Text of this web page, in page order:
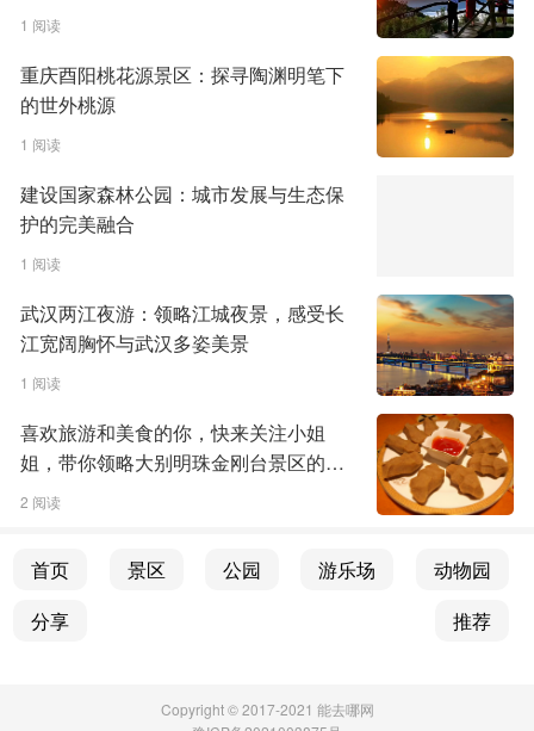
1 阅读
重庆酉阳桃花源景区：探寻陶渊明笔下
的世外桃源
1 阅读
建设国家森林公园：城市发展与生态保
护的完美融合
1 阅读
武汉两江夜游：领略江城夜景，感受长
江宽阔胸怀与武汉多姿美景
1 阅读
喜欢旅游和美食的你，快来关注小姐
姐，带你领略大别明珠金刚台景区的魅
力
2 阅读
首页 景区 公园 游乐场
动物园
分享
推荐
Copyright © 2017-2021 能去哪网